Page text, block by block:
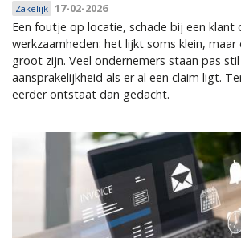
Zakelijk 17-02-2026
Een foutje op locatie, schade bij een klant
werkzaamheden: het lijkt soms klein, maar
groot zijn. Veel ondernemers staan pas
aansprakelijkheid als er al een claim ligt.
eerder ontstaat dan gedacht.